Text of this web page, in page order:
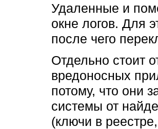
Удаленные и
окне логов. Для
после чего
Отдельно стоит
вредоносных
потому, что они
системы от
(ключи в